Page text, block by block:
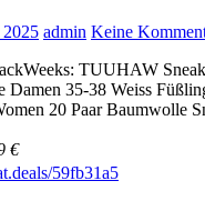
admin Keine
TUUHAW
Damen 35-38 Weiss
20 Paar Baumwolle
€
59fb31a5